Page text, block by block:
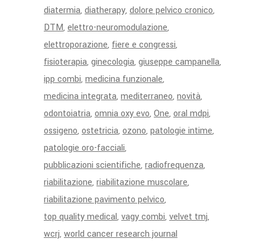
diatermia diatherapy dolore pelvico cronico
DTM elettro-neuromodulazione
elettroporazione fiere e congressi
fisioterapia ginecologia giuseppe campanella
ipp combi medicina funzionale
medicina integrata mediterraneo novità
odontoiatria omnia oxy evo One oral mdpi
ossigeno ostetricia ozono patologie intime
patologie oro-facciali
pubblicazioni scientifiche radiofrequenza
riabilitazione riabilitazione muscolare
riabilitazione pavimento pelvico
top quality medical vagy combi velvet tmj
wcrj world cancer research journal